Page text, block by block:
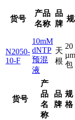
货号
产品
名称
品
牌
N2050-
10-F
10mM
dNTP
预混
液
天
根
20
包
货号
产
品
名
称
品
牌
规
格